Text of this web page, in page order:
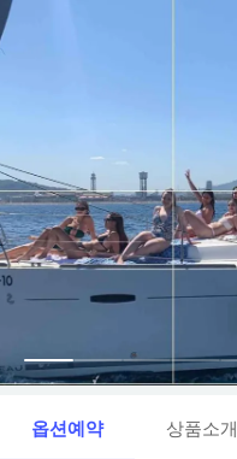
옵션예약 상품소개